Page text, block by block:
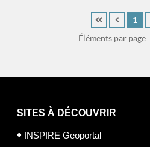
Éléments par page :
1
SITES À DÉCOUVRIR
INSPIRE Geoportal